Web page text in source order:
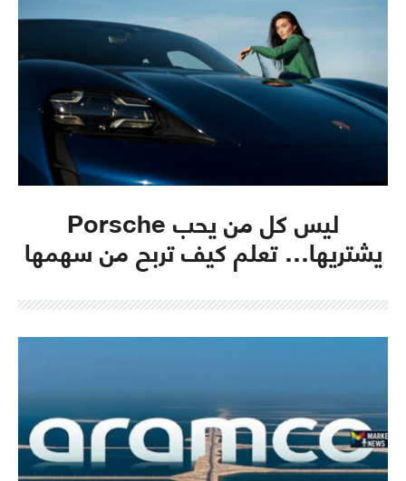
ليس كل من يحب Porsche
يشتريها… تعلم كيف تربح من سهمها